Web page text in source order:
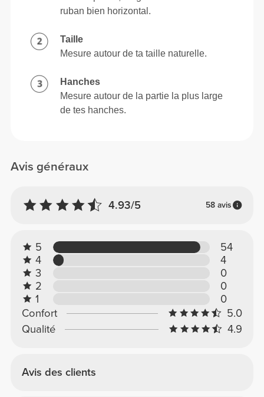
Avis généraux
4.93/5 58 avis
5
54
4
4
3
0
2
0
1
0
Confort
5.0
Qualité
4.9
Avis des clients
ruban bien horizontal.
Taille
Mesure autour de ta taille naturelle.
Hanches
Mesure autour de la partie la plus large
de tes hanches.